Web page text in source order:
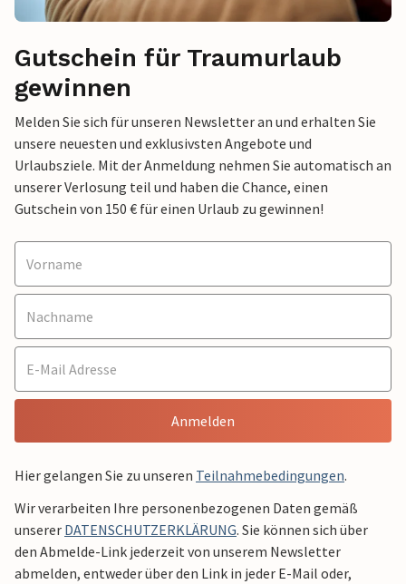
Gutschein für Traumurlaub
gewinnen
Melden Sie sich für unseren Newsletter an und erhalten Sie
unsere neuesten und exklusivsten Angebote und
Urlaubsziele. Mit der Anmeldung nehmen Sie automatisch an
unserer Verlosung teil und haben die Chance, einen
Gutschein von 150 € für einen Urlaub zu gewinnen!
Anmelden
Hier gelangen Sie zu unseren Teilnahmebedingungen.
Wir verarbeiten Ihre personenbezogenen Daten gemäß
unserer DATENSCHUTZERKLÄRUNG. Sie können sich über
den Abmelde-Link jederzeit von unserem Newsletter
abmelden, entweder über den Link in jeder E-Mail oder,